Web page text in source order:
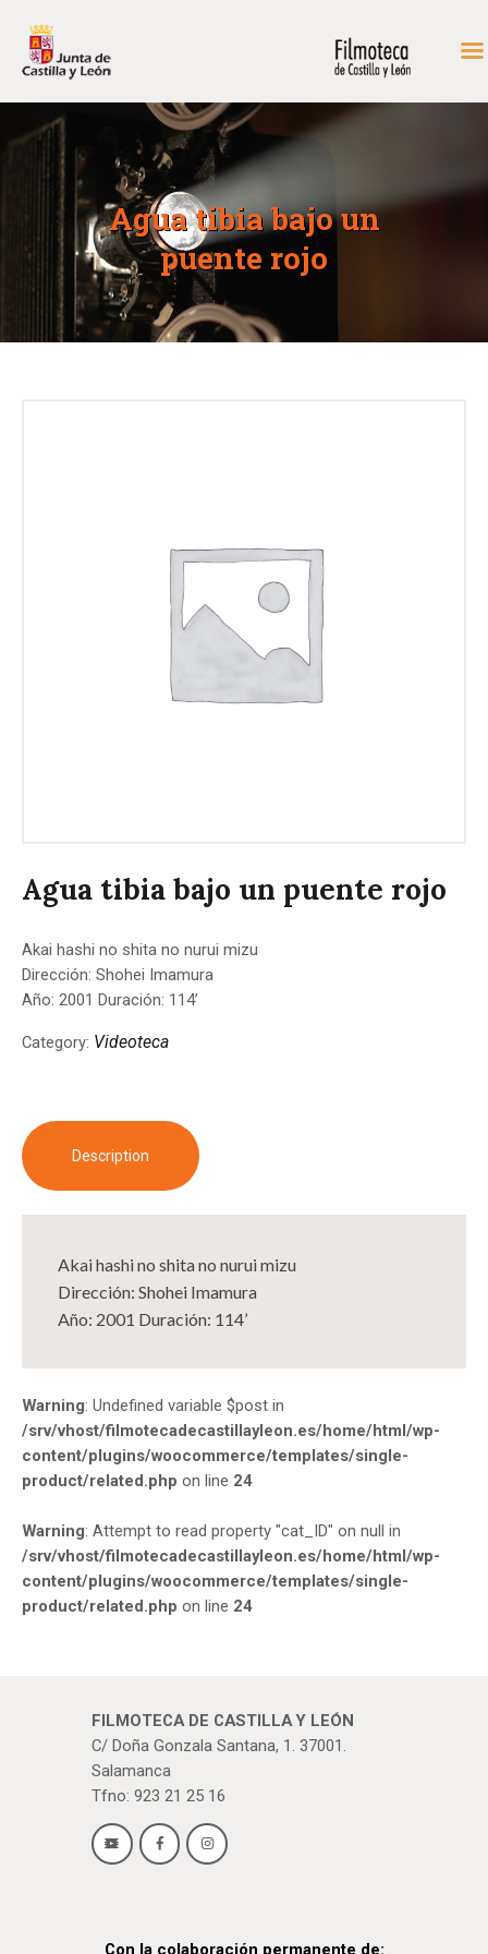
Agua tibia bajo un
puente rojo
INICIO
FONDOS DE CONSULTA
PROGRAMACIÓN
EXPOSICIONES
DIDÁCTICA
RODAR EN CASTILLA Y
LEÓN
CONTACTAR
Agua tibia bajo un puente rojo
Akai hashi no shita no nurui mizu
Dirección: Shohei Imamura
Año: 2001 Duración: 114’
Category: Videoteca
Description
Akai hashi no shita no nurui mizu
Dirección: Shohei Imamura
Año: 2001 Duración: 114’
Warning: Undefined variable $post in
/srv/vhost/filmotecadecastillayleon.es/home/html/wp-
content/plugins/woocommerce/templates/single-
product/related.php on line 24
Warning: Attempt to read property "cat_ID" on null in
/srv/vhost/filmotecadecastillayleon.es/home/html/wp-
content/plugins/woocommerce/templates/single-
product/related.php on line 24
FILMOTECA DE CASTILLA Y LEÓN
C/ Doña Gonzala Santana, 1. 37001.
Salamanca
Tfno: 923 21 25 16